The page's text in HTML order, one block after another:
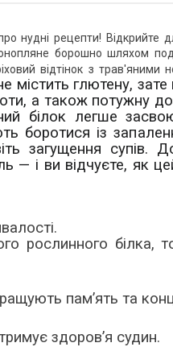
нудні рецепти!
борошно шляхом
відтінок з трав'яними
містить глютену,
а також потужну
білок легше
боротися із
загущення
— і ви відчуєте, як
рослинного білка,
пам’ять та
здоров’я судин.